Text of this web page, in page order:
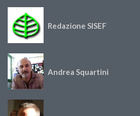
Redazione SISEF
Andrea Squartini